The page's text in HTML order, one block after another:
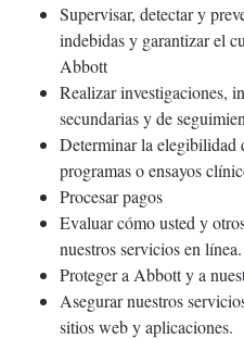
Supervisar, detectar y
indebidas y garantizar el
Abbott
Realizar investigaciones,
secundarias y de
Determinar la elegibilidad
programas o ensayos
Procesar pagos
Evaluar cómo usted y
nuestros servicios en línea.
Proteger a Abbott y a
Asegurar nuestros
sitios web y aplicaciones.